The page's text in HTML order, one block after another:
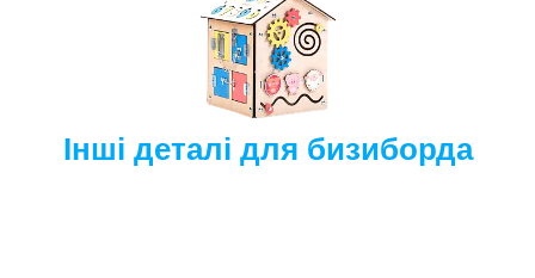
Інші деталі для бизиборда